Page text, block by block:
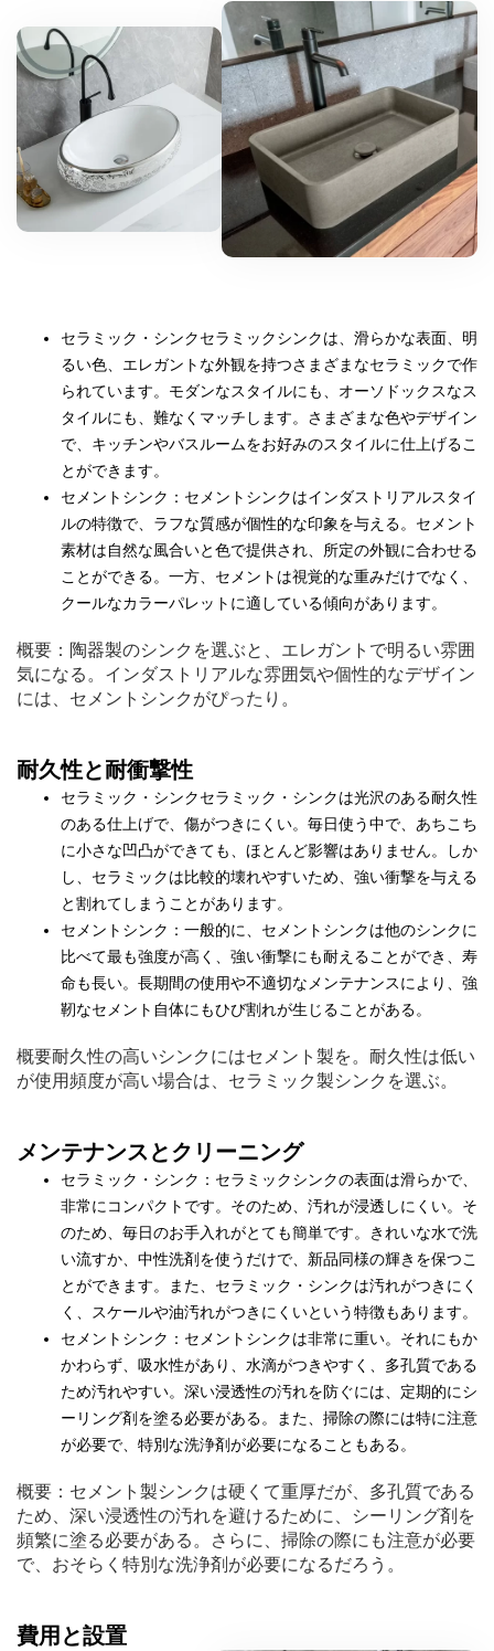
セラミック・シンクセラミックシンクは、滑らかな表面、明
るい色、エレガントな外観を持つさまざまなセラミックで作
られています。モダンなスタイルにも、オーソドックスなス
タイルにも、難なくマッチします。さまざまな色やデザイン
で、キッチンやバスルームをお好みのスタイルに仕上げるこ
とができます。
セメントシンク：セメントシンクはインダストリアルスタイ
ルの特徴で、ラフな質感が個性的な印象を与える。セメント
素材は自然な風合いと色で提供され、所定の外観に合わせる
ことができる。一方、セメントは視覚的な重みだけでなく、
クールなカラーパレットに適している傾向があります。
概要：陶器製のシンクを選ぶと、エレガントで明るい雰囲
気になる。インダストリアルな雰囲気や個性的なデザイン
には、セメントシンクがぴったり。
耐久性と耐衝撃性
セラミック・シンクセラミック・シンクは光沢のある耐久性
のある仕上げで、傷がつきにくい。毎日使う中で、あちこち
に小さな凹凸ができても、ほとんど影響はありません。しか
し、セラミックは比較的壊れやすいため、強い衝撃を与える
と割れてしまうことがあります。
セメントシンク：一般的に、セメントシンクは他のシンクに
比べて最も強度が高く、強い衝撃にも耐えることができ、寿
命も長い。長期間の使用や不適切なメンテナンスにより、強
靭なセメント自体にもひび割れが生じることがある。
概要耐久性の高いシンクにはセメント製を。耐久性は低い
が使用頻度が高い場合は、セラミック製シンクを選ぶ。
メンテナンスとクリーニング
セラミック・シンク：セラミックシンクの表面は滑らかで、
非常にコンパクトです。そのため、汚れが浸透しにくい。そ
のため、毎日のお手入れがとても簡単です。きれいな水で洗
い流すか、中性洗剤を使うだけで、新品同様の輝きを保つこ
とができます。また、セラミック・シンクは汚れがつきにく
く、スケールや油汚れがつきにくいという特徴もあります。
セメントシンク：セメントシンクは非常に重い。それにもか
かわらず、吸水性があり、水滴がつきやすく、多孔質である
ため汚れやすい。深い浸透性の汚れを防ぐには、定期的にシ
ーリング剤を塗る必要がある。また、掃除の際には特に注意
が必要で、特別な洗浄剤が必要になることもある。
概要：セメント製シンクは硬くて重厚だが、多孔質である
ため、深い浸透性の汚れを避けるために、シーリング剤を
頻繁に塗る必要がある。さらに、掃除の際にも注意が必要
で、おそらく特別な洗浄剤が必要になるだろう。
費用と設置